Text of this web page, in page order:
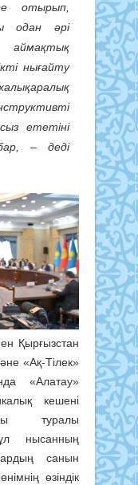
отырып,
одан әрі
аймақтық
нығайту
ететіні
– деді
Қырғызстан
«Ақ-Тілек»
«Алатау»
кешені
туралы
нысанның
санын
өзіндік